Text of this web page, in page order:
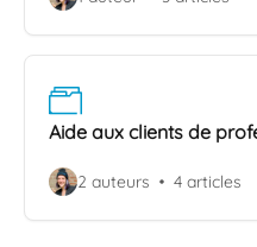
Aide aux clients de
2 auteurs 4 articles